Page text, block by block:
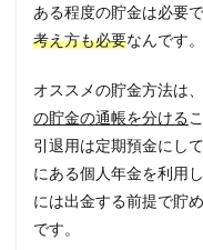
ある程度の貯金は必要
考え方も必要なんです。
オススメの貯金方法は、
の貯金の通帳を分ける
引退用は定期預金にし
にある個人年金を利用
には出金する前提で貯
です。